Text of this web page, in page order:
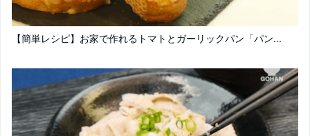
【簡単レシピ】お家で作れるトマトとガーリックパン「パン...